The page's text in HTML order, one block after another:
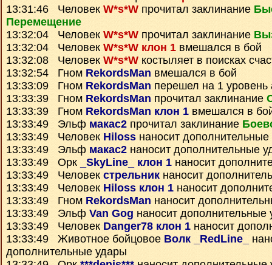
13:31:46 Человек W*s*W прочитал заклинание
Перемещение
13:32:04 Человек W*s*W прочитал заклинание
13:32:04 Человек W*s*W клон 1 вмешался в бой
13:32:08 Человек W*s*W костыляет в поисках
13:32:54 Гном RekordsMan вмешался в бой
13:33:09 Гном RekordsMan перешел на 1 уровень
13:33:39 Гном RekordsMan прочитал заклинание
13:33:39 Гном RekordsMan клон 1 вмешался в
13:33:49 Эльф макас2 прочитал заклинание
13:33:49 Человек Hiloss наносит
13:33:49 Эльф макас2 наносит дополнительные
13:33:49 Орк
_SkyLine_ клон 1 наносит
13:33:49 Человек стрельник наносит
13:33:49 Человек Hiloss клон 1 наносит
13:33:49 Гном RekordsMan наносит
13:33:49 Эльф Van Gog наносит дополнительные
13:33:49 Человек Danger78 клон 1 наносит
13:33:49 Животное бойцовое Волк _RedLine_
дополнительные удары